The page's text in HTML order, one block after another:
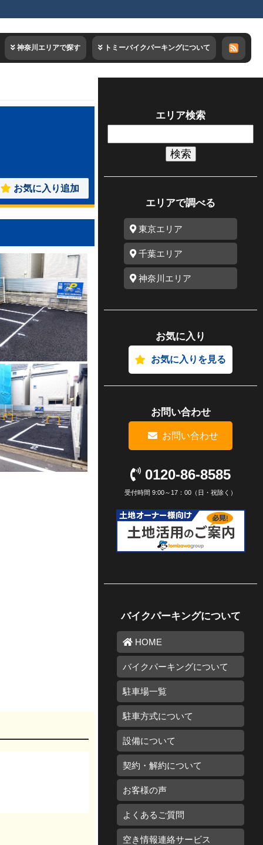
神奈川エリアで探す トミーバイクパーキングについて
お気に入り追加
エリア検索
索:
エリアで調べる
東京エリア
千葉エリア
神奈川エリア
お気に入り
お気に入りを見る
お問い合わせ
お問い合わせ
0120-86-8585
受付時間 9:00～17：00（日・祝除く）
バイクパーキングについて
HOME
バイクパーキングについて
駐車場一覧
駐車方式について
設備について
契約・解約について
お客様の声
よくあるご質問
空き情報連絡サービス